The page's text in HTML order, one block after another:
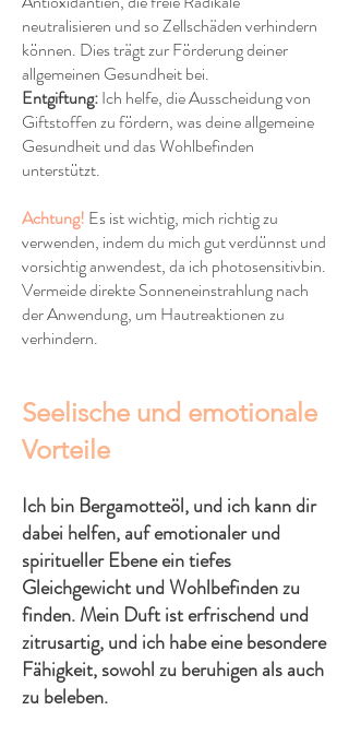
neutralisieren und so Zellschäden verhindern
können. Dies trägt zur Förderung deiner
allgemeinen Gesundheit bei.
Entgiftung:Ich helfe, die Ausscheidung von
Giftstoffen zu fördern, was deine allgemeine
Gesundheit und das Wohlbefinden
unterstützt.
Achtung! Es ist wichtig, mich richtig zu
verwenden, indem du mich gut verdünnst und
vorsichtig anwendest, da ich photosensitivbin.
Vermeide direkte Sonneneinstrahlung nach
der Anwendung, um Hautreaktionen zu
verhindern.
Seelische und emotionale
Vorteile
Ich bin Bergamotteöl, und ich kann dir
dabei helfen, auf emotionaler und
spiritueller Ebene ein tiefes
Gleichgewicht und Wohlbefinden zu
finden. Mein Duft ist erfrischend und
zitrusartig, und ich habe eine besondere
Fähigkeit, sowohl zu beruhigen als auch
zu beleben.